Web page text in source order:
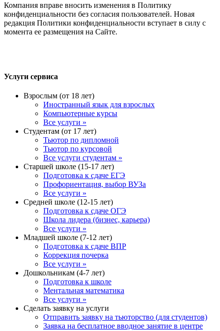
Компания вправе вносить изменения в Политику
конфиденциальности без согласия пользователей. Новая
редакция Политики конфиденциальности вступает в силу с
момента ее размещения на Сайте.
Услуги сервиса
Взрослым (от 18 лет)
Иностранный язык для взрослых
Компьютерные курсы
Все услуги »
Студентам (от 17 лет)
Тьютор по дипломной
Тьютор по курсовой
Все услуги студентам »
Старшей школе (15-17 лет)
Подготовка к сдаче ЕГЭ
Профориентация, выбор ВУЗа
Все услуги »
Средней школе (12-15 лет)
Подготовка к сдаче ОГЭ
Школа лидера (бизнес, карьера)
Все услуги »
Младшей школе (7-12 лет)
Подготовка к сдаче ВПР
Коррекция почерка
Все услуги »
Дошкольникам (4-7 лет)
Подготовка к школе
Ментальная математика
Все услуги »
Сделать заявку на услуги
Отправить заявку на тьюторство (для студентов)
Заявка на бесплатное вводное занятие в центре